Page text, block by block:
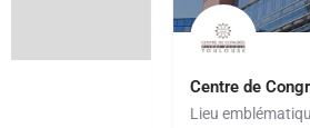
Centre de Congrès Pierre Baudis